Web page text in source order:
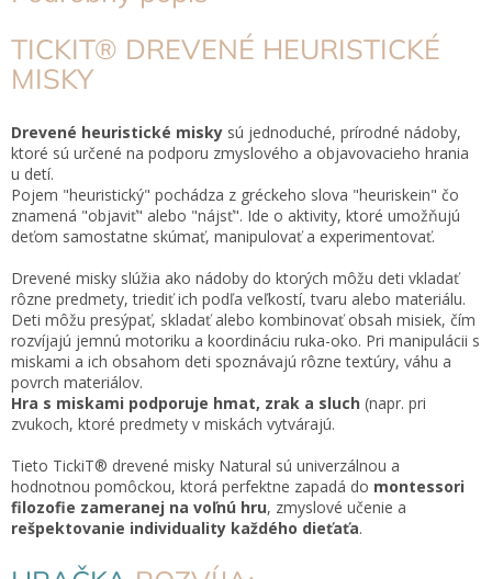
TICKIT® DREVENÉ HEURISTICKÉ
MISKY
Drevené heuristické misky sú jednoduché, prírodné nádoby,
ktoré sú určené na podporu zmyslového a objavovacieho hrania
u detí.
Pojem "heuristický" pochádza z gréckeho slova "heuriskein" čo
znamená "objaviť" alebo "nájsť". Ide o aktivity, ktoré umožňujú
deťom samostatne skúmať, manipulovať a experimentovať.
Drevené misky slúžia ako nádoby do ktorých môžu deti vkladať
rôzne predmety, triediť ich podľa veľkostí, tvaru alebo materiálu.
Deti môžu presýpať, skladať alebo kombinovať obsah misiek, čím
rozvíjajú jemnú motoriku a koordináciu ruka-oko. Pri manipulácii s
miskami a ich obsahom deti spoznávajú rôzne textúry, váhu a
povrch materiálov.
Hra s miskami podporuje hmat, zrak a sluch (napr. pri
zvukoch, ktoré predmety v miskách vytvárajú.
Tieto TickiT® drevené misky Natural sú univerzálnou a
hodnotnou pomôckou, ktorá perfektne zapadá do montessori
filozofie zameranej na voľnú hru, zmyslové učenie a
rešpektovanie individuality každého dieťaťa.